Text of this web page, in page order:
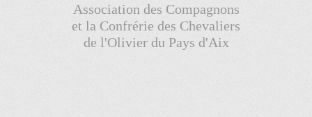
Association des Compagnons
et la Confrérie des Chevaliers
de l'Olivier du Pays d'Aix